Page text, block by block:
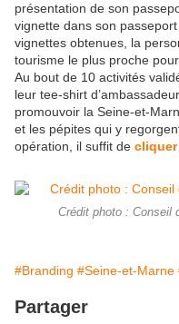
présentation de son
vignette dans son
vignettes obtenues, la
tourisme le plus proche
Au bout de 10 activités
leur tee-shirt
promouvoir la Seine-et-
et les pépites qui y
opération, il suffit de
Crédit photo : Conseil
#Branding #Seine-et-Marne
Partager